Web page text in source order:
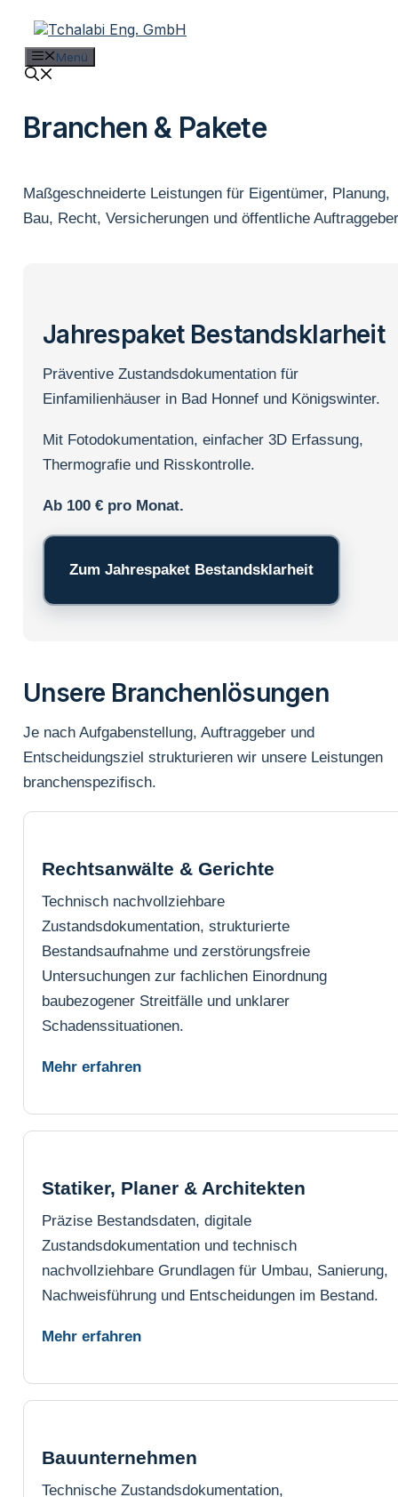
Inhalt
springenMenü
Branchen & Pakete
Maßgeschneiderte Leistungen für Eigentümer, Planung,
Bau, Recht, Versicherungen und öffentliche
Jahrespaket Bestandsklarheit
Präventive Zustandsdokumentation für
Einfamilienhäuser in Bad Honnef und Königswinter.
Mit Fotodokumentation, einfacher 3D Erfassung,
Thermografie und Risskontrolle.
Ab 100 € pro Monat.
Zum Jahrespaket Bestandsklarheit
Unsere Branchenlösungen
Je nach Aufgabenstellung, Auftraggeber und
Entscheidungsziel strukturieren wir unsere Leistungen
branchenspezifisch.
Rechtsanwälte & Gerichte
Technisch nachvollziehbare
Zustandsdokumentation, strukturierte
Bestandsaufnahme und zerstörungsfreie
Untersuchungen zur fachlichen Einordnung
baubezogener Streitfälle und unklarer
Schadenssituationen.
Mehr erfahren
Statiker, Planer & Architekten
Präzise Bestandsdaten, digitale
Zustandsdokumentation und technisch
nachvollziehbare Grundlagen für Umbau, Sanierung,
Nachweisführung und Entscheidungen im Bestand.
Mehr erfahren
Bauunternehmen
Technische Zustandsdokumentation,